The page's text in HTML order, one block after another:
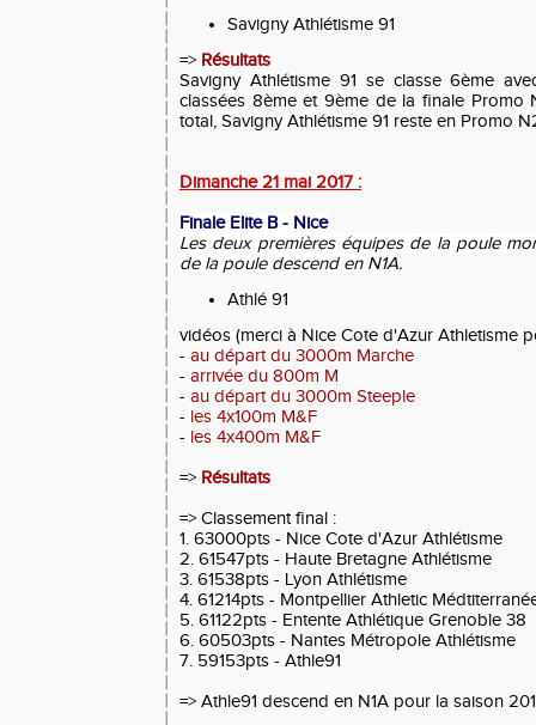
Savigny Athlétisme 91
=> Résultats
Savigny Athlétisme 91 se classe 6ème
classées 8ème et 9ème de la finale Promo
total, Savigny Athlétisme 91 reste en Promo
Dimanche 21 mai 2017 :
Finale Elite B - Nice
Les deux premières équipes de la poule
de la poule descend en N1A.
Athlé 91
vidéos (merci à Nice Cote d'Azur Athletisme
- au départ du 3000m Marche
- arrivée du 800m M
- au départ du 3000m Steeple
- les 4x100m M&F
- les 4x400m M&F
=> Résultats
=> Classement final :
1. 63000pts - Nice Cote d'Azur Athlétisme
2. 61547pts - Haute Bretagne Athlétisme
3. 61538pts - Lyon Athlétisme
4. 61214pts - Montpellier Athletic
5. 61122pts - Entente Athlétique Grenoble 38
6. 60503pts - Nantes Métropole Athlétisme
7. 59153pts - Athle91
=> Athle91 descend en N1A pour la saison